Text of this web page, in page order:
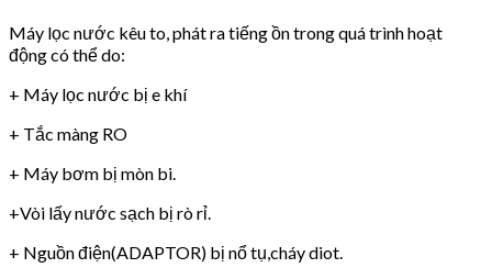
Máy lọc nước kêu to, phát ra tiếng ồn trong quá trình hoạt
động có thể do:
+ Máy lọc nước bị e khí
+ Tắc màng RO
+ Máy bơm bị mòn bi.
+Vòi lấy nước sạch bị rò rỉ.
+ Nguồn điện(ADAPTOR) bị nổ tụ,cháy diot.